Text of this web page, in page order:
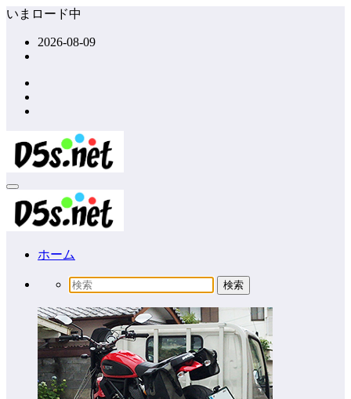
コ
ッ
プ
いまロード中
2026-08-09
ホーム